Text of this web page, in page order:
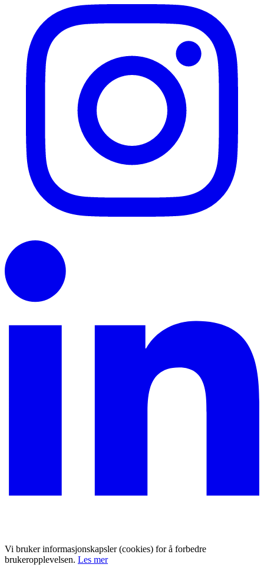
Vi bruker informasjonskapsler (cookies) for å forbedre
brukeropplevelsen. Les mer